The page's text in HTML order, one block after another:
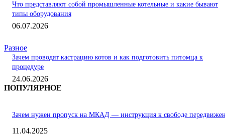
Что представляют собой промышленные котельные и какие бывают
типы оборудования
06.07.2026
Разное
Зачем проводят кастрацию котов и как подготовить питомца к
процедуре
24.06.2026
ПОПУЛЯРНОЕ
Зачем нужен пропуск на МКАД — инструкция к свободе
11.04.2025